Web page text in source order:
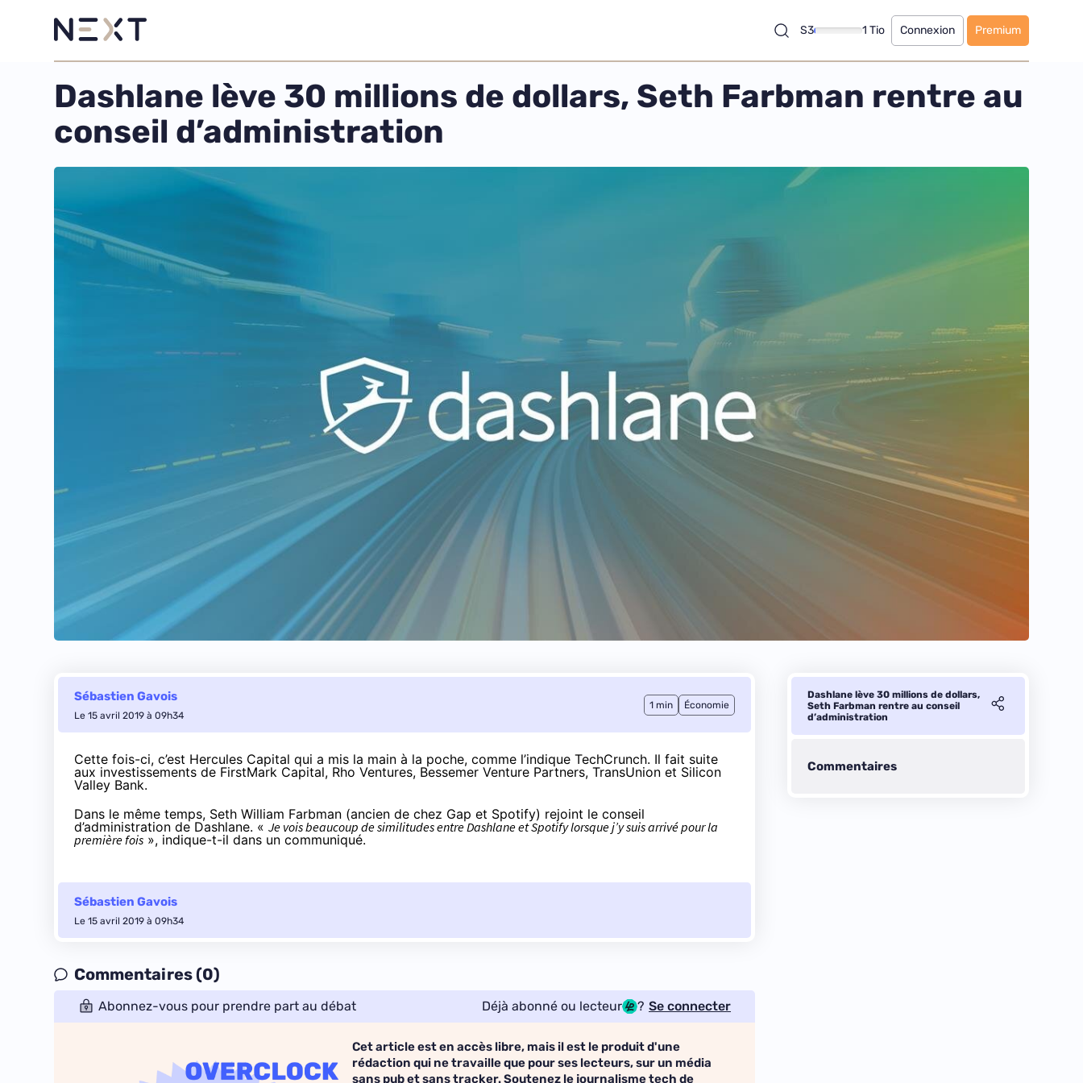
S3 1 Tio Connexion Premium
Dashlane lève 30 millions de dollars, Seth Farbman rentre au
conseil d’administration
Sébastien Gavois
Le 15 avril 2019 à 09h34
1 min Économie
Cette fois-ci, c’est Hercules Capital qui a mis la main à la poche, comme l’indique TechCrunch. Il fait suite
aux investissements de FirstMark Capital, Rho Ventures, Bessemer Venture Partners, TransUnion et Silicon
Valley Bank.
Dans le même temps, Seth William Farbman (ancien de chez Gap et Spotify) rejoint le conseil
d’administration de Dashlane. « Je vois beaucoup de similitudes entre Dashlane et Spotify lorsque j’y suis arrivé pour la
première fois », indique-t-il dans un communiqué.
Sébastien Gavois
Le 15 avril 2019 à 09h34
Commentaires (0)
Abonnez-vous pour prendre part au débat Déjà abonné ou lecteur ? Se connecter
Cet article est en accès libre, mais il est le produit d'une
rédaction qui ne travaille que pour ses lecteurs, sur un média
sans pub et sans tracker. Soutenez le journalisme tech de
Dashlane lève 30 millions de dollars,
Seth Farbman rentre au conseil
d’administration
Commentaires